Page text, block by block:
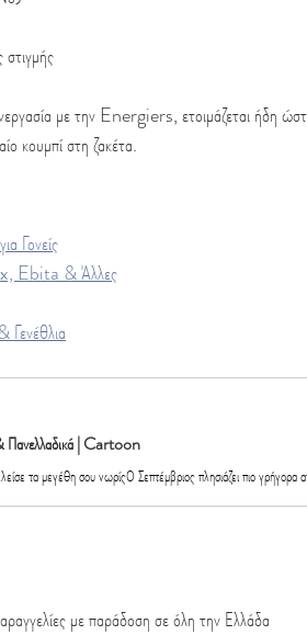
με την Energiers, ετοιμάζεται ήδη
κουμπί στη ζακέτα.
Γονείς
Ebita & Άλλες
Γενέθλια
Πανελλαδικά | Cartoon
με παράδοση σε όλη την Ελλάδα